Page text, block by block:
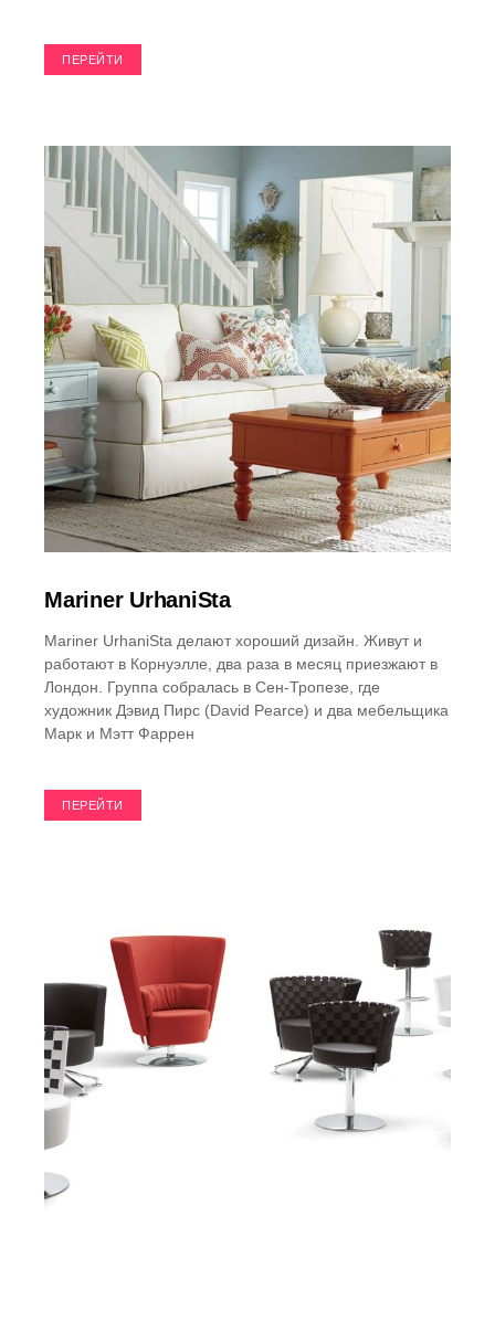
ПЕРЕЙТИ
Mariner UrhaniSta
Mariner UrhaniSta делают хороший дизайн. Живут и
работают в Корнуэлле, два раза в месяц приезжают в
Лондон. Группа собралась в Сен-Тропезе, где
художник Дэвид Пирс (David Pearce) и два мебельщика
Марк и Мэтт Фаррен
ПЕРЕЙТИ